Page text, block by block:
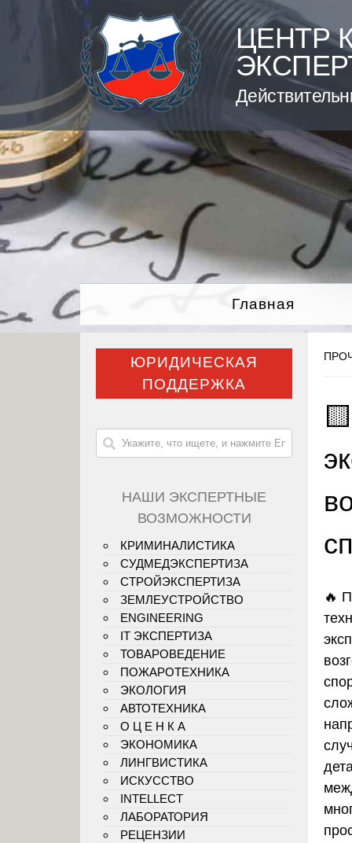
ЦЕНТР
Главная
🔥
ЮРИДИЧЕСКАЯ
ПОДДЕРЖКА
НАШИ ЭКСПЕРТНЫЕ
ВОЗМОЖНОСТИ
КРИМИНАЛИСТИКА
СУДМЕДЭКСПЕРТИЗА
СТРОЙЭКСПЕРТИЗА
ЗЕМЛЕУСТРОЙСТВО
ENGINEERING
IT ЭКСПЕРТИЗА
ТОВАРОВЕДЕНИЕ
ПОЖАРОТЕХНИКА
ЭКОЛОГИЯ
АВТОТЕХНИКА
О Ц Е Н К А
ЭКОНОМИКА
ЛИНГВИСТИКА
ИСКУССТВО
INTELLECT
ЛАБОРАТОРИЯ
РЕЦЕНЗИИ